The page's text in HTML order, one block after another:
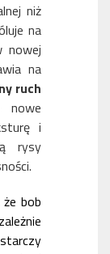
niż
na
nowej
na
ruch
nowe
i
rysy
bob